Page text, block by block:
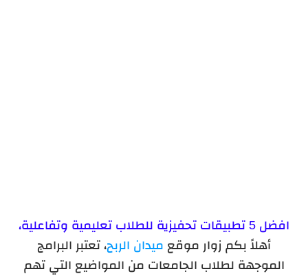
افضل 5 تطبيقات تحفيزية للطلاب تعليمية وتفاعلية،
أهلاً بكم زوار موقع ميدان الربح، تعتبر البرامج
الموجهة لطلاب الجامعات من المواضيع التي تهم